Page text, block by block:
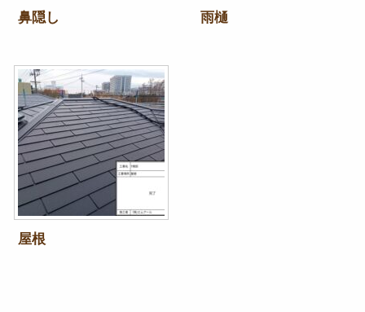
鼻隠し 雨樋
屋根